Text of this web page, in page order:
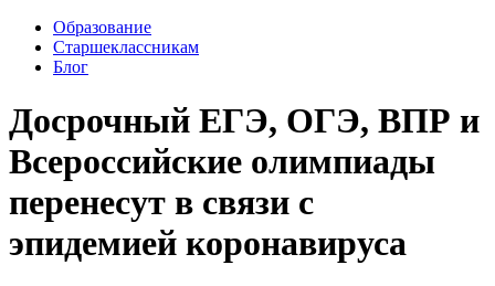
Образование
Старшеклассникам
Блог
Досрочный ЕГЭ, ОГЭ, ВПР и
Всероссийские олимпиады
перенесут в связи с
эпидемией коронавируса